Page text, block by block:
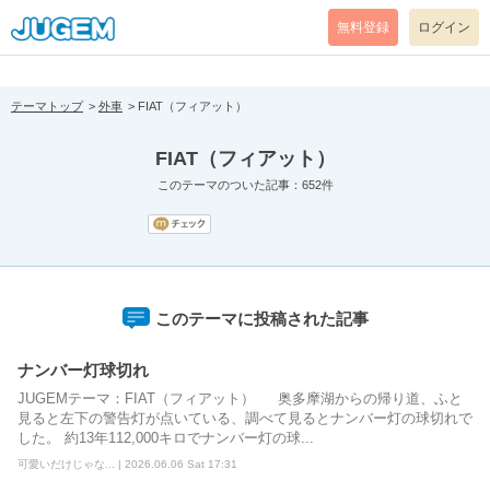
[pear_error: message="Success" code=0 mode=return level=notice
prefix="" info=""]
無料登録 ログイン
テーマトップ 外車 FIAT（フィアット）
FIAT（フィアット）
このテーマのついた記事：652件
このテーマに投稿された記事
ナンバー灯球切れ
JUGEMテーマ：FIAT（フィアット） 奥多摩湖からの帰り道、ふと
見ると左下の警告灯が点いている、調べて見るとナンバー灯の球切れで
した。 約13年112,000キロでナンバー灯の球...
可愛いだけじゃな... | 2026.06.06 Sat 17:31